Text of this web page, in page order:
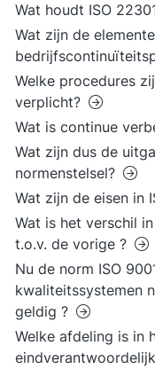
Wat houdt ISO
Wat zijn de
Welke procedures
verplicht?
Wat is continue
Wat zijn dus de
normenstelsel?
Wat zijn de eisen in
Wat is het verschil
t.o.v. de vorige ?
Nu de norm ISO
kwaliteitssystemen
geldig ?
Welke afdeling is in